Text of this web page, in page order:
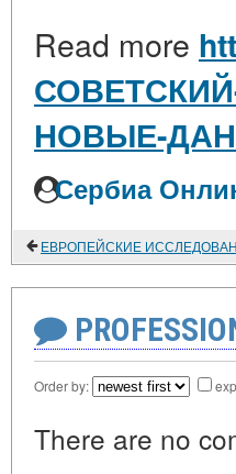
Read more
НОВЫЕ-
Сербиа
ЕВРОПЕЙСКИЕ
Order by:
There are no